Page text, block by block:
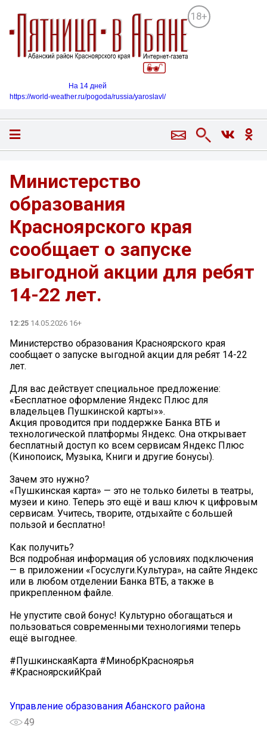
18+
На 14 дней
https://world-weather.ru/pogoda/russia/yaroslavl/
Министерство
образования
Красноярского края
сообщает о запуске
выгодной акции для ребят
14-22 лет.
12:25 14.05.2026 16+
Министерство образования Красноярского края
сообщает о запуске выгодной акции для ребят 14-22
лет.
Для вас действует специальное предложение:
«Бесплатное оформление Яндекс Плюс для
владельцев Пушкинской карты»».
Акция проводится при поддержке Банка ВТБ и
технологической платформы Яндекс. Она открывает
бесплатный доступ ко всем сервисам Яндекс Плюс
(Кинопоиск, Музыка, Книги и другие бонусы).
Зачем это нужно?
«Пушкинская карта» — это не только билеты в театры,
музеи и кино. Теперь это ещё и ваш ключ к цифровым
сервисам. Учитесь, творите, отдыхайте с большей
пользой и бесплатно!
Как получить?
Вся подробная информация об условиях подключения
— в приложении «Госуслуги.Культура», на сайте Яндекс
или в любом отделении Банка ВТБ, а также в
прикрепленном файле.
Не упустите свой бонус! Культурно обогащаться и
пользоваться современными технологиями теперь
ещё выгоднее.
#ПушкинскаяКарта #МинобрКрасноярья
#КрасноярскийКрай
Управление образования Абанского района
49